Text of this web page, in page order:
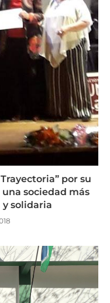
por su
sociedad más
y solidaria